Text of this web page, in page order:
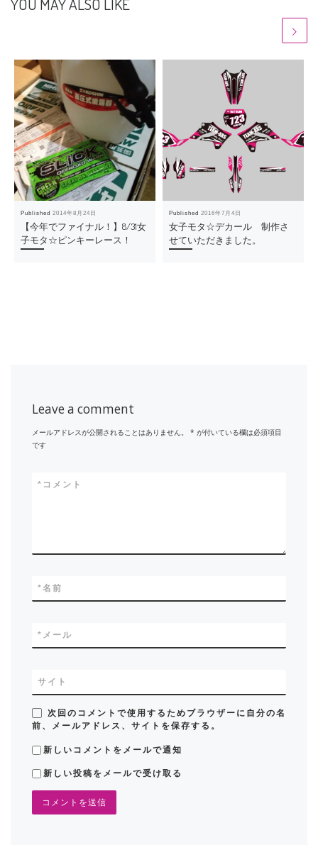
YOU MAY ALSO LIKE
Published2014年8月24日
【今年でファイナル！】8/31女
子モタ☆ピンキーレース！
Published2016年7月4日
女子モタ☆デカール 制作さ
せていただきました。
Leave a comment
メールアドレスが公開されることはありません。 * が付いている欄は必須項目
です
コメント
*
名前
*
メール
*
サイト
次回のコメントで使用するためブラウザーに自分の名
前、メールアドレス、サイトを保存する。
新しいコメントをメールで通知
新しい投稿をメールで受け取る